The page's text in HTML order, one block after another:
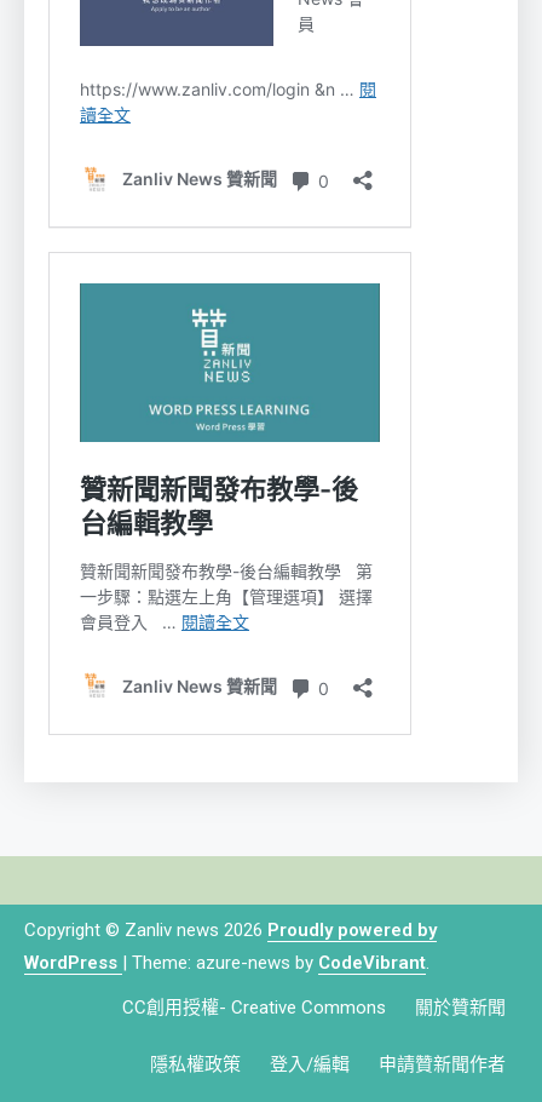
Copyright © Zanliv news 2026 Proudly powered by
WordPress
Theme: azure-news by CodeVibrant.
CC創用授權- Creative Commons 關於贊新聞
隱私權政策 登入/編輯 申請贊新聞作者